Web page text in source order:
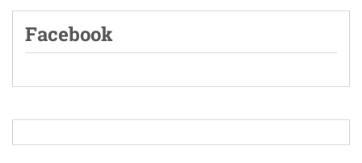
Facebook